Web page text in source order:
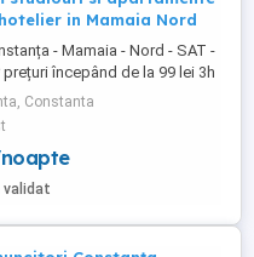
in Mamaia Nord
- Mamaia - Nord - SAT -
începând de la 99 lei 3h
(08.00-18.00) *Vă punem la
si studiouri în
zona: Hanul Piraților, Hanul
Onix, Titanic, Uzina de
Resort Building Ștefan,
Constanta
noapte
validat